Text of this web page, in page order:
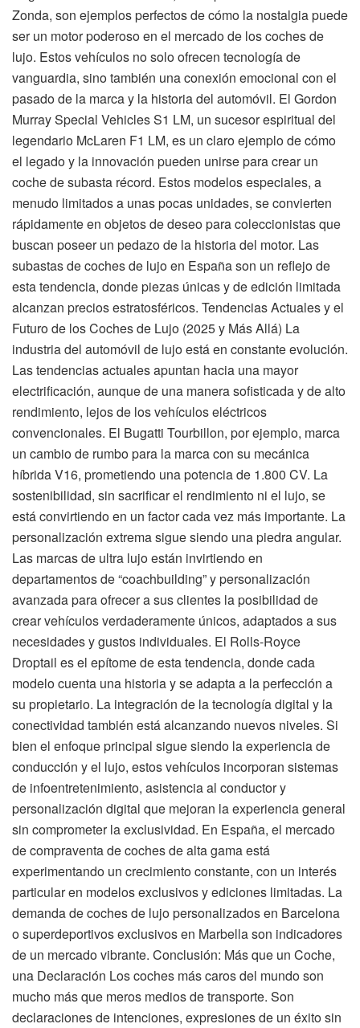
Zonda, son ejemplos perfectos de cómo la nostalgia puede
ser un motor poderoso en el mercado de los coches de
lujo. Estos vehículos no solo ofrecen tecnología de
vanguardia, sino también una conexión emocional con el
pasado de la marca y la historia del automóvil. El Gordon
Murray Special Vehicles S1 LM, un sucesor espiritual del
legendario McLaren F1 LM, es un claro ejemplo de cómo
el legado y la innovación pueden unirse para crear un
coche de subasta récord. Estos modelos especiales, a
menudo limitados a unas pocas unidades, se convierten
rápidamente en objetos de deseo para coleccionistas que
buscan poseer un pedazo de la historia del motor. Las
subastas de coches de lujo en España son un reflejo de
esta tendencia, donde piezas únicas y de edición limitada
alcanzan precios estratosféricos. Tendencias Actuales y el
Futuro de los Coches de Lujo (2025 y Más Allá) La
industria del automóvil de lujo está en constante evolución.
Las tendencias actuales apuntan hacia una mayor
electrificación, aunque de una manera sofisticada y de alto
rendimiento, lejos de los vehículos eléctricos
convencionales. El Bugatti Tourbillon, por ejemplo, marca
un cambio de rumbo para la marca con su mecánica
híbrida V16, prometiendo una potencia de 1.800 CV. La
sostenibilidad, sin sacrificar el rendimiento ni el lujo, se
está convirtiendo en un factor cada vez más importante. La
personalización extrema sigue siendo una piedra angular.
Las marcas de ultra lujo están invirtiendo en
departamentos de “coachbuilding” y personalización
avanzada para ofrecer a sus clientes la posibilidad de
crear vehículos verdaderamente únicos, adaptados a sus
necesidades y gustos individuales. El Rolls-Royce
Droptail es el epítome de esta tendencia, donde cada
modelo cuenta una historia y se adapta a la perfección a
su propietario. La integración de la tecnología digital y la
conectividad también está alcanzando nuevos niveles. Si
bien el enfoque principal sigue siendo la experiencia de
conducción y el lujo, estos vehículos incorporan sistemas
de infoentretenimiento, asistencia al conductor y
personalización digital que mejoran la experiencia general
sin comprometer la exclusividad. En España, el mercado
de compraventa de coches de alta gama está
experimentando un crecimiento constante, con un interés
particular en modelos exclusivos y ediciones limitadas. La
demanda de coches de lujo personalizados en Barcelona
o superdeportivos exclusivos en Marbella son indicadores
de un mercado vibrante. Conclusión: Más que un Coche,
una Declaración Los coches más caros del mundo son
mucho más que meros medios de transporte. Son
declaraciones de intenciones, expresiones de un éxito sin